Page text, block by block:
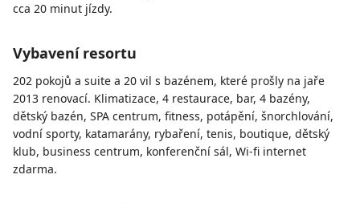
cca 20 minut jízdy.
Vybavení resortu
202 pokojů a suite a 20 vil s bazénem, které prošly na jaře
2013 renovací. Klimatizace, 4 restaurace, bar, 4 bazény,
dětský bazén, SPA centrum, fitness, potápění, šnorchlování,
vodní sporty, katamarány, rybaření, tenis, boutique, dětský
klub, business centrum, konferenční sál, Wi-fi internet
zdarma.